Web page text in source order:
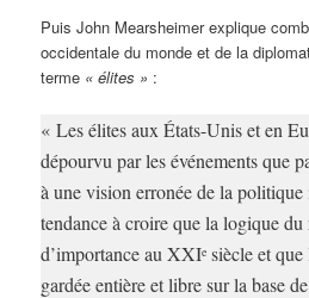
Puis John Mearsheimer explique
occidentale du monde et de la
terme « élites » :
« Les élites aux États-Unis et en
dépourvu par les événements que
à une vision erronée de la
tendance à croire que la logique du
d’importance au XXIe siècle et
gardée entière et libre sur la base